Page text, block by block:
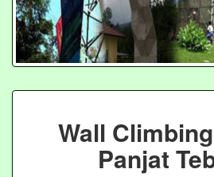
Wall
Panjat